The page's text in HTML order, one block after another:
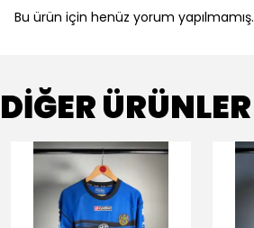
Bu ürün için henüz yorum yapılmamış.
DİĞER ÜRÜNLER